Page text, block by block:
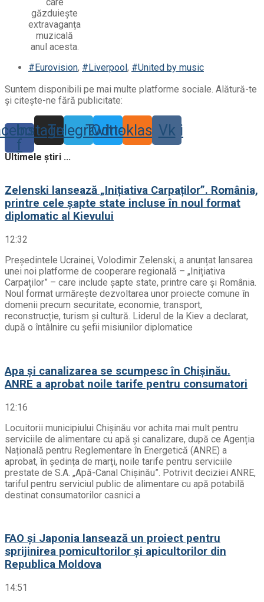
#Eurovision, #Liverpool, #United by music
Suntem disponibili pe mai multe platforme sociale. Alătură-te
și citește-ne fără publicitate:
f
Instagram
TelegramTwitter
Odnoklassniki
Vk
Ultimele știri ...
Zelenski lansează „Inițiativa Carpaților”. România,
printre cele șapte state incluse în noul format
diplomatic al Kievului
12:32
Președintele Ucrainei, Volodimir Zelenski, a anunțat lansarea
unei noi platforme de cooperare regională – „Inițiativa
Carpaților” – care include șapte state, printre care și România.
Noul format urmărește dezvoltarea unor proiecte comune în
domenii precum securitate, economie, transport,
reconstrucție, turism și cultură. Liderul de la Kiev a declarat,
după o întâlnire cu șefii misiunilor diplomatice
Apa și canalizarea se scumpesc în Chișinău.
ANRE a aprobat noile tarife pentru consumatori
12:16
Locuitorii municipiului Chișinău vor achita mai mult pentru
serviciile de alimentare cu apă și canalizare, după ce Agenția
Națională pentru Reglementare în Energetică (ANRE) a
aprobat, în ședința de marți, noile tarife pentru serviciile
prestate de S.A. „Apă-Canal Chișinău”. Potrivit deciziei ANRE,
tariful pentru serviciul public de alimentare cu apă potabilă
destinat consumatorilor casnici a
FAO și Japonia lansează un proiect pentru
sprijinirea pomicultorilor și apicultorilor din
Republica Moldova
14:51